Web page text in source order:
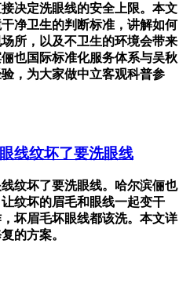
决定洗眼线的安全上限。本文
净卫生的判断标准，讲解如何
所，以及不卫生的环境会带来
也国际标准化服务体系与吴秋
，为大家做中立客观科普参
线纹坏了要洗眼线
纹坏了要洗眼线。哈尔滨俪也
纹坏的眉毛和眼线一起变干
坏眉毛坏眼线都该洗。本文详
的方案。